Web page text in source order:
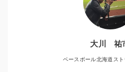
大川 祐
ベースボール北海道スト